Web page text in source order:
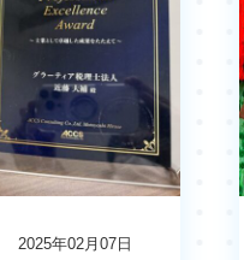
2025年02月07日